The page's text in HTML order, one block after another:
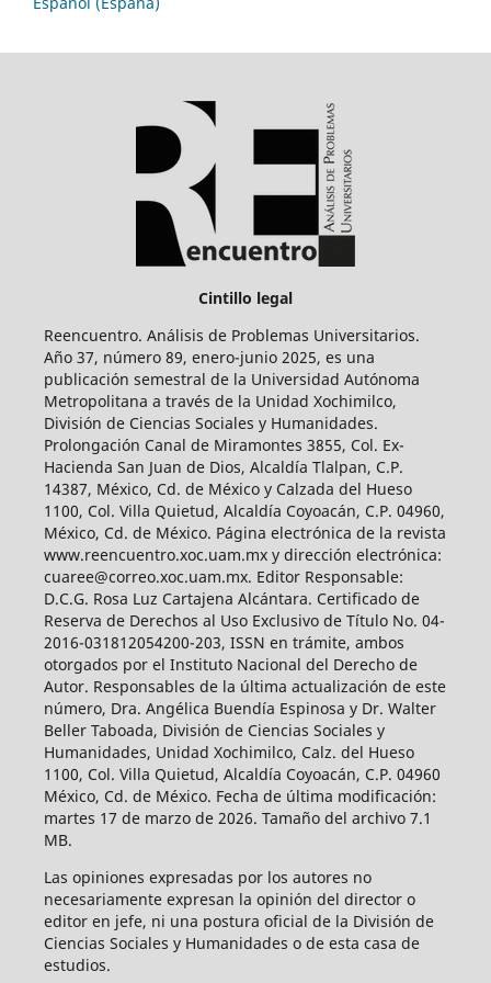
Cintillo legal
Reencuentro. Análisis de Problemas Universitarios.
Año 37, número 89, enero-junio 2025, es una
publicación semestral de la Universidad Autónoma
Metropolitana a través de la Unidad Xochimilco,
División de Ciencias Sociales y Humanidades.
Prolongación Canal de Miramontes 3855, Col. Ex-
Hacienda San Juan de Dios, Alcaldía Tlalpan, C.P.
14387, México, Cd. de México y Calzada del Hueso
1100, Col. Villa Quietud, Alcaldía Coyoacán, C.P. 04960,
México, Cd. de México. Página electrónica de la revista
www.reencuentro.xoc.uam.mx y dirección electrónica:
cuaree@correo.xoc.uam.mx. Editor Responsable:
D.C.G. Rosa Luz Cartajena Alcántara. Certificado de
Reserva de Derechos al Uso Exclusivo de Título No. 04-
2016-031812054200-203, ISSN en trámite, ambos
otorgados por el Instituto Nacional del Derecho de
Autor. Responsables de la última actualización de este
número, Dra. Angélica Buendía Espinosa y Dr. Walter
Beller Taboada, División de Ciencias Sociales y
Humanidades, Unidad Xochimilco, Calz. del Hueso
1100, Col. Villa Quietud, Alcaldía Coyoacán, C.P. 04960
México, Cd. de México. Fecha de última modificación:
martes 17 de marzo de 2026. Tamaño del archivo 7.1
MB.
Las opiniones expresadas por los autores no
necesariamente expresan la opinión del director o
editor en jefe, ni una postura oficial de la División de
Ciencias Sociales y Humanidades o de esta casa de
estudios.